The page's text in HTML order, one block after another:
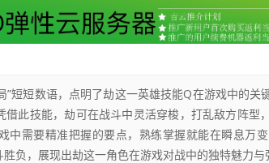
”短短数语，点明了劫这一英雄技能Q在游戏中的
借此技能，劫可在战斗中灵活穿梭，打乱敌方阵型
中需要精准把握的要点，熟练掌握就能在瞬息万
负，展现出劫这一角色在游戏对战中的独特魅力与